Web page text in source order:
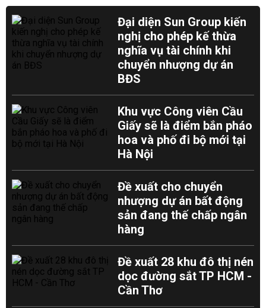
Đại diện Sun Group kiến
nghị cho phép kế thừa
nghĩa vụ tài chính khi
chuyển nhượng dự án
BĐS
Khu vực Công viên Cầu
Giấy sẽ là điểm bắn pháo
hoa và phố đi bộ mới tại
Hà Nội
Đề xuất cho chuyển
nhượng dự án bất động
sản đang thế chấp ngân
hàng
Đề xuất 28 khu đô thị nén
dọc đường sắt TP HCM -
Cần Thơ